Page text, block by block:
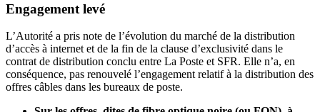
Engagement levé
L’Autorité a pris note de l’évolution du marché de la distribution
d’accès à internet et de la fin de la clause d’exclusivité dans le
contrat de distribution conclu entre La Poste et SFR. Elle n’a, en
conséquence, pas renouvelé l’engagement relatif à la distribution des
offres câbles dans les bureaux de poste.